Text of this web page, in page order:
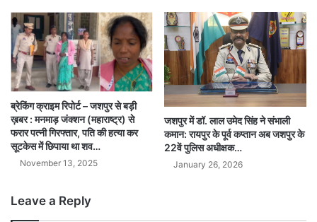
ब्रेकिंग क्राइम रिपोर्ट – जशपुर से बड़ी
ख़बर : मनमाड़ जंक्शन (महाराष्ट्र) से
फरार पत्नी गिरफ्तार, पति की हत्या कर
सूटकेस में छिपाया था शव…
November 13, 2025
जशपुर में डॉ. लाल उमेद सिंह ने संभाली
कमान: रायपुर के पूर्व कप्तान अब जशपुर के
22वें पुलिस अधीक्षक…
January 26, 2026
Leave a Reply